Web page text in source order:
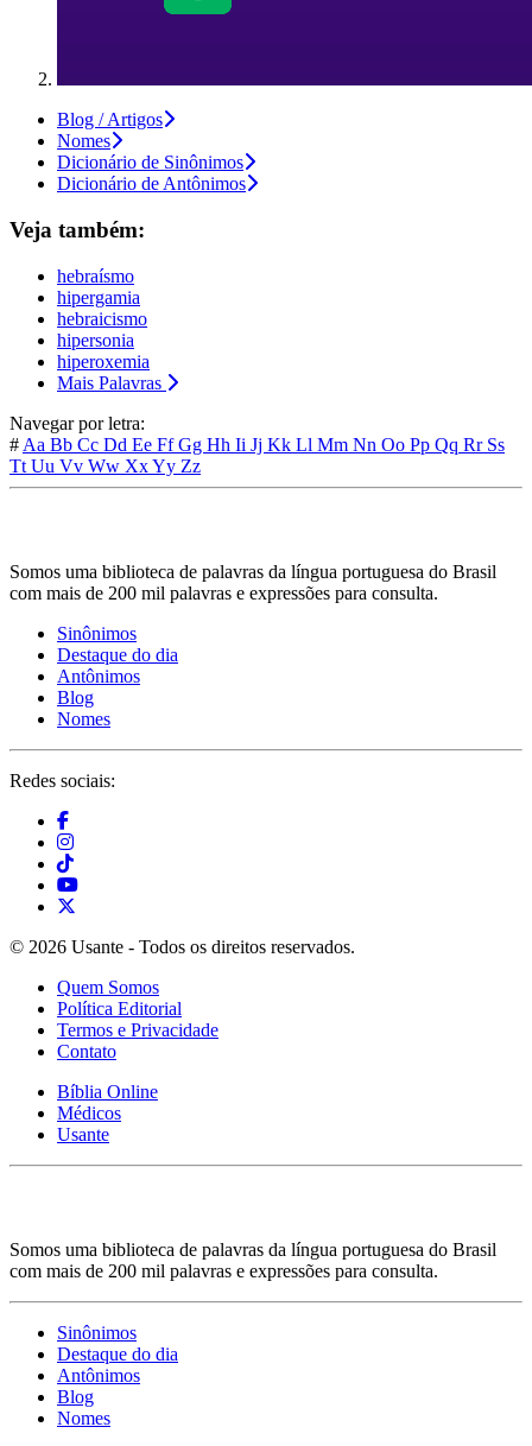
Blog / Artigos
Nomes
Dicionário de Sinônimos
Dicionário de Antônimos
Veja também:
hebraísmo
hipergamia
hebraicismo
hipersonia
hiperoxemia
Mais Palavras
Navegar por letra:
# Aa Bb Cc Dd Ee FfGg Hh Ii Jj Kk Ll Mm Nn Oo Pp Qq Rr Ss
Tt Uu Vv Ww XxYy Zz
Somos uma biblioteca de palavras da língua portuguesa do Brasil
com mais de 200 mil palavras e expressões para consulta.
Sinônimos
Destaque do dia
Antônimos
Blog
Nomes
Redes sociais:
© 2026 Usante - Todos os direitos reservados.
Quem Somos
Política Editorial
Termos e Privacidade
Contato
Bíblia Online
Médicos
Usante
Somos uma biblioteca de palavras da língua portuguesa do Brasil
com mais de 200 mil palavras e expressões para consulta.
Sinônimos
Destaque do dia
Antônimos
Blog
Nomes